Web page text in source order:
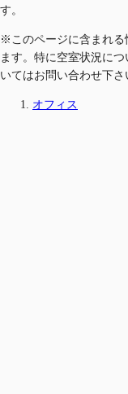
す。
※このページに含まれる
ます。特に空室状況に
いてはお問い合わせ下さ
オフィス